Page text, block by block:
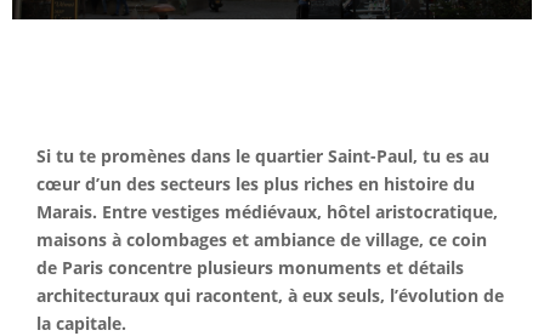
Si tu te promènes dans le quartier Saint-Paul, tu es au
cœur d’un des secteurs les plus riches en histoire du
Marais. Entre vestiges médiévaux, hôtel aristocratique,
maisons à colombages et ambiance de village, ce coin
de Paris concentre plusieurs monuments et détails
architecturaux qui racontent, à eux seuls, l’évolution de
la capitale.